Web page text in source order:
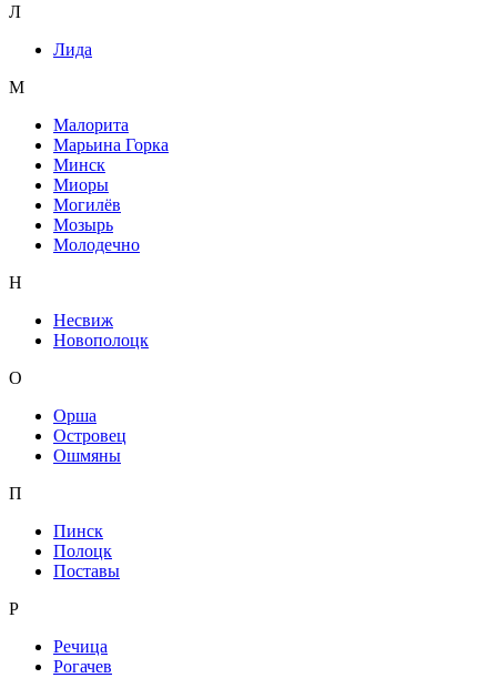
Л
Лида
М
Малорита
Марьина Горка
Минск
Миоры
Могилёв
Мозырь
Молодечно
Н
Несвиж
Новополоцк
О
Орша
Островец
Ошмяны
П
Пинск
Полоцк
Поставы
Р
Речица
Рогачев